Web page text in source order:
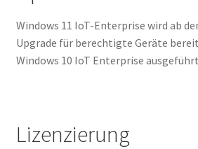
Windows 11 IoT-Enterprise wird ab
Upgrade für berechtigte Geräte
Windows 10 IoT Enterprise
Lizenzierung